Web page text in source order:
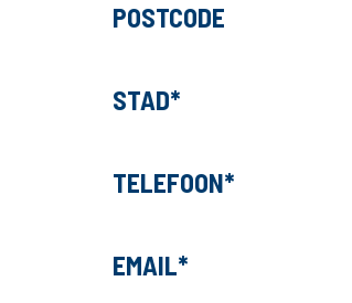
POSTCODE
STAD
TELEFOON
EMAIL